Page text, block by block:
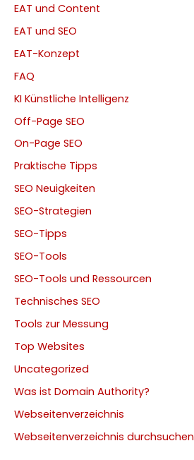
EAT und Content
EAT und SEO
EAT-Konzept
FAQ
KI Künstliche Intelligenz
Off-Page SEO
On-Page SEO
Praktische Tipps
SEO Neuigkeiten
SEO-Strategien
SEO-Tipps
SEO-Tools
SEO-Tools und Ressourcen
Technisches SEO
Tools zur Messung
Top Websites
Uncategorized
Was ist Domain Authority?
Webseitenverzeichnis
Webseitenverzeichnis durchsuchen